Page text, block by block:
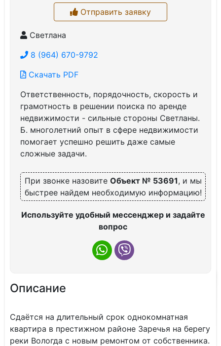
Отправить заявку
Светлана
8 (964) 670-9792
Скачать PDF
Ответственность, порядочность, скорость и
грамотность в решении поиска по аренде
недвижимости - сильные стороны Светланы.
Б. многолетний опыт в сфере недвижимости
помогает успешно решить даже самые
сложные задачи.
При звонке назовите Объект № 53691, и мы
быстрее найдем необходимую информацию!
Используйте удобный мессенджер и задайте
вопрос
Описание
Cдаётся на длительный срок однокомнатная
квартира в престижном районе Заречья на берегу
реки Вологда с новым ремонтом от собственника.